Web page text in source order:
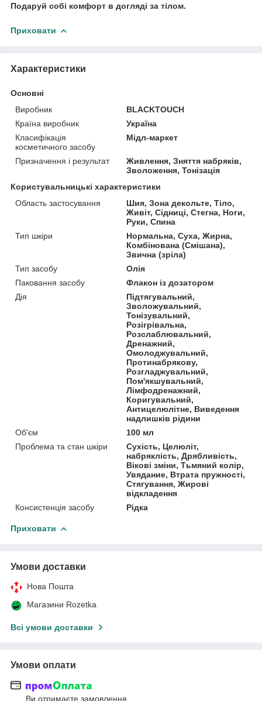
Подаруй собі комфорт в догляді за тілом.
Приховати
Характеристики
Основні
Виробник
BLACKTOUCH
Країна виробник
Україна
Класифікація
косметичного засобу
Мідл-маркет
Призначення і результат
Живлення, Зняття набряків,
Зволоження, Тонізація
Користувальницькі характеристики
Область застосування
Шия, Зона декольте, Тіло,
Живіт, Сідниці, Стегна, Ноги,
Руки, Спина
Тип шкіри
Нормальна, Суха, Жирна,
Комбінована (Смішана),
Звична (зріла)
Тип засобу
Олія
Паковання засобу
Флакон із дозатором
Дія
Підтягувальний,
Зволожувальний,
Тонізувальний,
Розігрівальна,
Розслаблювальний,
Дренажний,
Омолоджувальний,
Протинабрякову,
Розгладжувальний,
Пом'якшувальний,
Лімфодренажний,
Коригувальний,
Антицелюлітне, Виведення
надлишків рідини
Об'єм
100 мл
Проблема та стан шкіри
Сухість, Целюліт,
набряклість, Дрябливість,
Вікові зміни, Тьмяний колір,
Увядание, Втрата пружності,
Стягування, Жирові
відкладення
Консистенція засобу
Рідка
Приховати
Умови доставки
Нова Пошта
Магазини Rozetka
Всі умови доставки
Умови оплати
Ви отримаєте замовлення